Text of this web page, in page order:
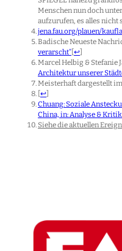
Menschen nun doch
aufzurufen, es alles nicht
jena.fau.org/plauen/
Badische Neueste
verarscht“ [↩
Marcel Helbig & Stefanie
Architektur unserer
Meisterhaft dargestellt im
[↩
Chuang: Soziale
China, in: Analyse & Kritik
Siehe die aktuellen